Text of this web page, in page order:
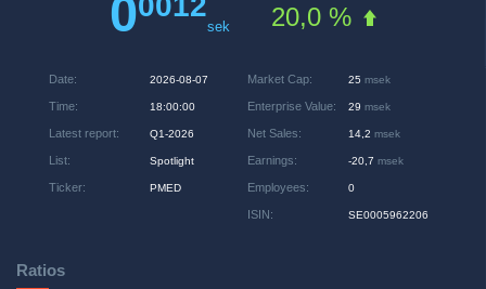
0 sek 20,0 %
Date: 2026-08-07
Time: 18:00:00
Latest report: Q1-2026
List: Spotlight
Ticker: PMED
Market Cap: 25 msek
Enterprise Value: 29 msek
Net Sales: 14,2 msek
Earnings: -20,7 msek
Employees: 0
ISIN: SE0005962206
Ratios